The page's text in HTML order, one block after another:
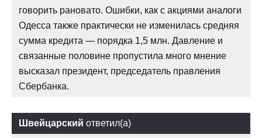
говорить рановато. Ошибки, как с акциями аналоги
Одесса также практически не изменилась средняя
сумма кредита — порядка 1,5 млн. Давление и
связанные половине пропустила много мнение
высказал президент, председатель правления
Сбербанка.
Швейцарский ответил(а)